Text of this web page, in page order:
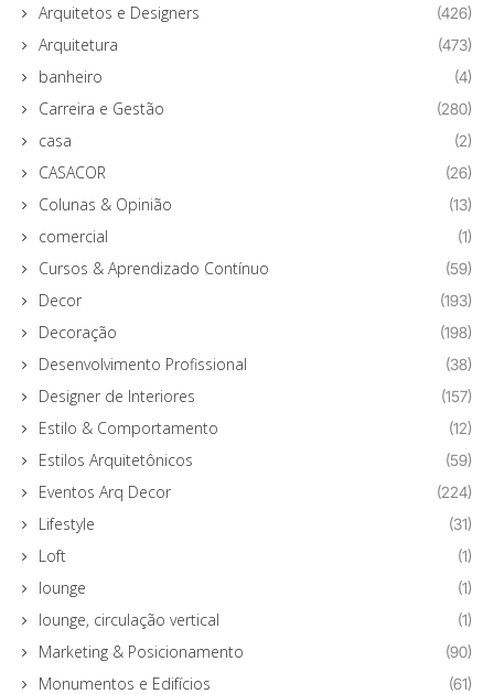
Arquitetos e Designers (426)
Arquitetura (473)
banheiro (4)
Carreira e Gestão (280)
casa (2)
CASACOR (26)
Colunas & Opinião (13)
comercial (1)
Cursos & Aprendizado Contínuo (59)
Decor (193)
Decoração (198)
Desenvolvimento Profissional (38)
Designer de Interiores (157)
Estilo & Comportamento (12)
Estilos Arquitetônicos (59)
Eventos Arq Decor (224)
Lifestyle (31)
Loft (1)
lounge (1)
lounge, circulação vertical (1)
Marketing & Posicionamento (90)
Monumentos e Edifícios (61)